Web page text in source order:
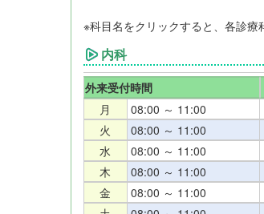
※科目名をクリックすると、各診療
内科
外来受付時間
月
08:00 ～ 11:00
火
08:00 ～ 11:00
水
08:00 ～ 11:00
木
08:00 ～ 11:00
金
08:00 ～ 11:00